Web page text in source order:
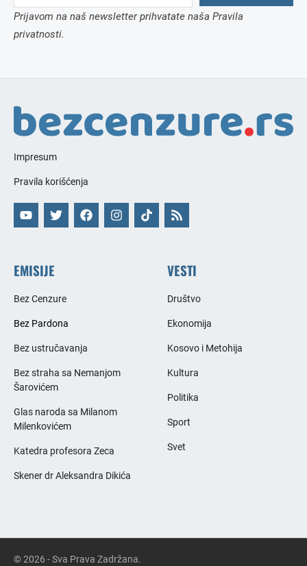
Prijavom na naš newsletter prihvatate naša Pravila
privatnosti.
Impresum
Pravila korišćenja
EMISIJE
Bez Cenzure
Bez Pardona
Bez ustručavanja
Bez straha sa Nemanjom
Šarovićem
Glas naroda sa Milanom
Milenkovićem
Katedra profesora Zeca
Skener dr Aleksandra Dikića
VESTI
Društvo
Ekonomija
Kosovo i Metohija
Kultura
Politika
Sport
Svet
© 2026 - Sva Prava Zadržana.